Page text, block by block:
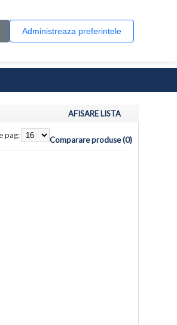
Administreaza preferintele
0 produs(e)
AFISARE LISTA
Comparare produse (0)
pag: